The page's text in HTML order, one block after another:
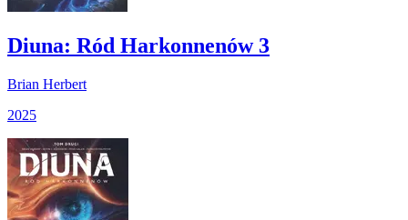
Diuna: Ród Harkonnenów 3
Brian Herbert
2025